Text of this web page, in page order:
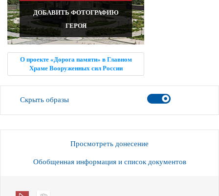
ДОБАВИТЬ ФОТОГРАФИЮ
ГЕРОЯ
О проекте «Дорога памяти» в Главном
Храме Вооруженных сил России
Скрыть образы
Просмотреть донесение
Обобщенная информация и список документов